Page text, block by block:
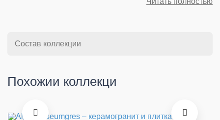
Состав коллекции
Похожии коллекци